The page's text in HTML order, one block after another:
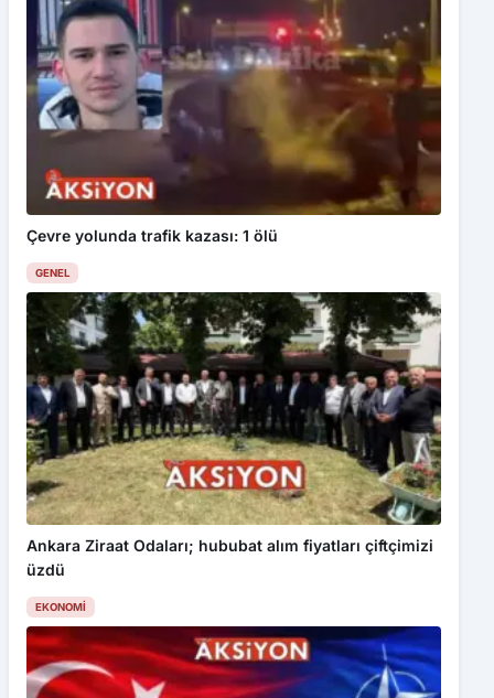
Çevre yolunda trafik kazası: 1 ölü
GENEL
Ankara Ziraat Odaları; hububat alım fiyatları çiftçimizi
üzdü
EKONOMI